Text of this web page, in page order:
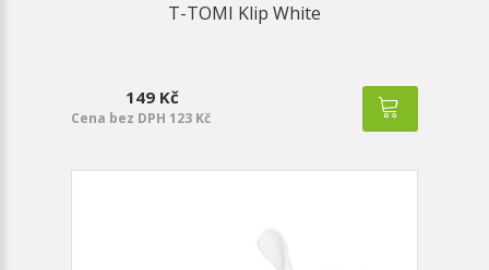
T-TOMI Klip White
149 Kč
Cena bez DPH 123 Kč